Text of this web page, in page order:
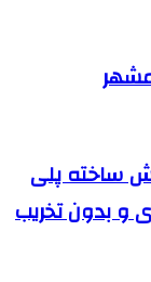
ساخته پلی
و بدون تخریب